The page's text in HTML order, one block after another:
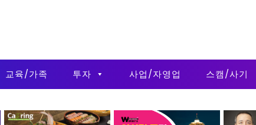
교육/가족 투자 사업/자영업 스캠/사기